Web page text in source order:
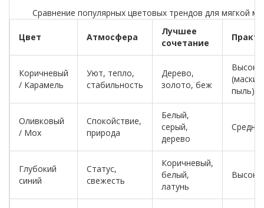
Сравнение популярных цветовых трендов для мягкой
Цвет Атмосфера
Лучшее
сочетание
Коричневый
/ Карамель
Уют, тепло,
стабильность
Дерево,
золото, беж
пыль)
Оливковый
/ Мох
Спокойствие,
природа
Белый,
серый,
дерево
Глубокий
синий
Статус,
свежесть
Коричневый,
белый,
латунь